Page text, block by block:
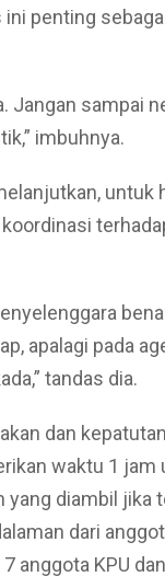
ini penting
Jangan sampai
imbuhnya.
untuk
apalagi pada
tandas dia.
dan
waktu 1 jam
diambil jika
dari
anggota KPU